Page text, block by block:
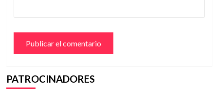
PATROCINADORES